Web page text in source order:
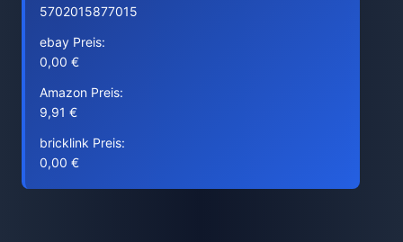
5702015877015
ebay Preis:
0,00 €
Amazon Preis:
9,91 €
bricklink Preis:
0,00 €